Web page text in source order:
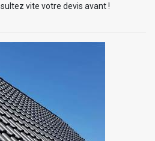
vite votre devis avant !